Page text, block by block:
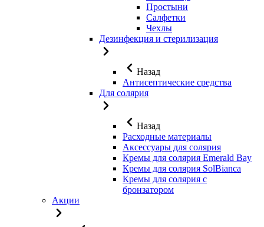
Простыни
Салфетки
Чехлы
Дезинфекция и стерилизация
Назад
Антисептические средства
Для солярия
Назад
Расходные материалы
Аксессуары для солярия
Кремы для солярия Emerald Bay
Кремы для солярия SolBianca
Кремы для солярия с
бронзатором
Акции